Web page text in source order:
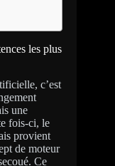
les plus
c’est
une
fois-ci, le
provient
de moteur
Ce